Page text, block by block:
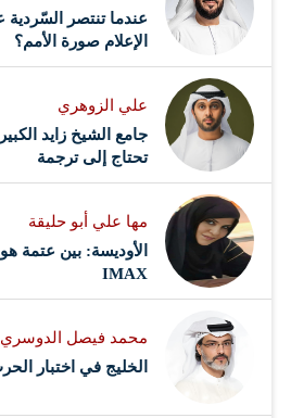
عندما تنتصر
الإعلام صورة الأمم؟
علي الزوهري
جامع الشيخ زايد
تحتاج إلى ترجمة
مها علي أبو حليقة
الأوديسة: بين عتمة
IMAX
محمد فيصل الدوسري ​
‏الخليج في اختبار